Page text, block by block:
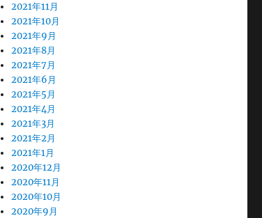
2021年11月
2021年10月
2021年9月
2021年8月
2021年7月
2021年6月
2021年5月
2021年4月
2021年3月
2021年2月
2021年1月
2020年12月
2020年11月
2020年10月
2020年9月